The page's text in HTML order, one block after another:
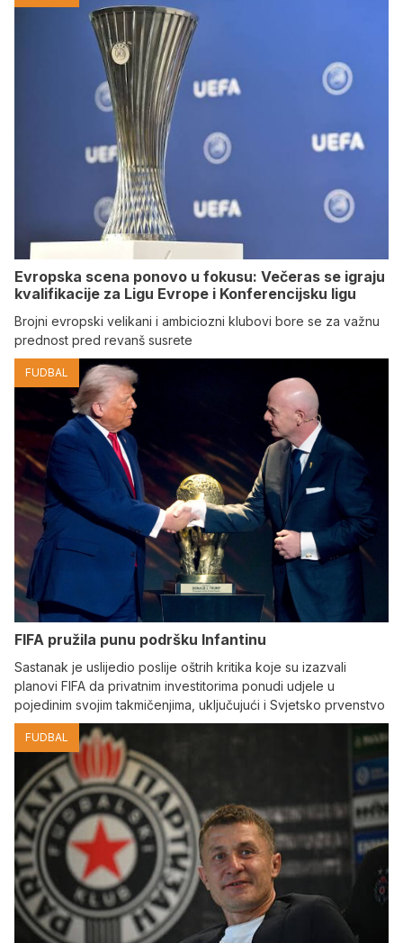
Evropska scena ponovo u fokusu: Večeras se igraju
kvalifikacije za Ligu Evrope i Konferencijsku ligu
Brojni evropski velikani i ambiciozni klubovi bore se za važnu
prednost pred revanš susrete
FUDBAL
FIFA pružila punu podršku Infantinu
Sastanak je uslijedio poslije oštrih kritika koje su izazvali
planovi FIFA da privatnim investitorima ponudi udjele u
pojedinim svojim takmičenjima, uključujući i Svjetsko prvenstvo
FUDBAL